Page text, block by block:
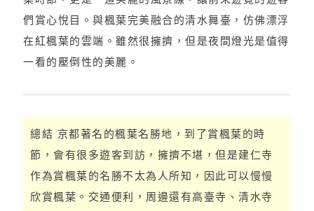
們賞心悅目。與楓葉完美融合的清水舞臺，仿佛漂浮
在紅楓葉的雲端。雖然很擁擠，但是夜間燈光是值得
一看的壓倒性的美麗。
總結 京都著名的楓葉名勝地，到了賞楓葉的時
節，會有很多遊客到訪，擁擠不堪，但是建仁寺
作為賞楓葉的名勝不太為人所知，因此可以慢慢
欣賞楓葉。交通便利，周邊還有高臺寺、清水寺